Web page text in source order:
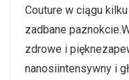
Couture w ciągu
zadbane
zdrowe i
nanosiintensywny i